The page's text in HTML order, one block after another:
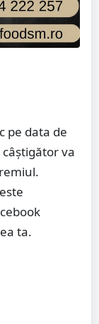
pe data de
va
ta.